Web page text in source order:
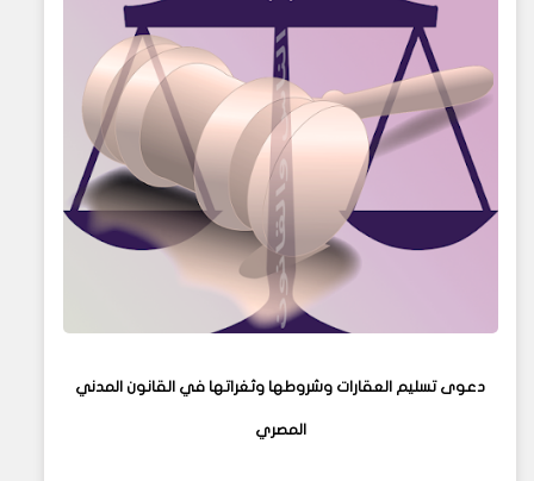
دعوى تسليم العقارات وشروطها وثغراتها في القانون المدني
المصري